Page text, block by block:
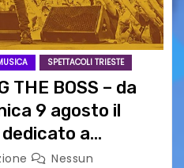
SPETTACOLI TRIESTE
THE BOSS – da
9 agosto il
a
Nessun